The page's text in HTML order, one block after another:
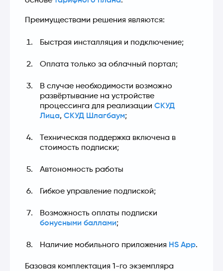
Преимуществами решения являются:
Быстрая инсталляция и подключение;
Оплата только за облачный портал;
В случае необходимости возможно
развёртывание на устройстве
процессинга для реализации СКУД
Лица, СКУД Шлагбаум;
Техническая поддержка включена в
стоимость подписки;
Автономность работы
Гибкое управление подпиской;
бонусными баллами;
Наличие мобильного приложения HS App.
Базовая комплектация 1-го экземпляра